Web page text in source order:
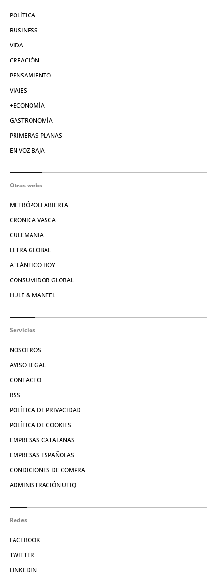
POLÍTICA
BUSINESS
VIDA
CREACIÓN
PENSAMIENTO
VIAJES
+ECONOMÍA
GASTRONOMÍA
PRIMERAS PLANAS
EN VOZ BAJA
Otras webs
METRÓPOLI ABIERTA
CRÓNICA VASCA
CULEMANÍA
LETRA GLOBAL
ATLÁNTICO HOY
CONSUMIDOR GLOBAL
HULE & MANTEL
Servicios
NOSOTROS
AVISO LEGAL
CONTACTO
RSS
POLÍTICA DE PRIVACIDAD
POLÍTICA DE COOKIES
EMPRESAS CATALANAS
EMPRESAS ESPAÑOLAS
CONDICIONES DE COMPRA
ADMINISTRACIÓN UTIQ
Redes
FACEBOOK
TWITTER
LINKEDIN